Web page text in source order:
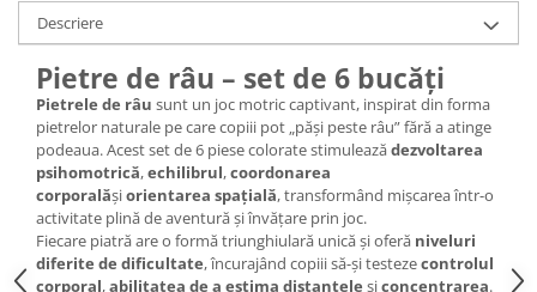
Motricitate grosiera
Recunoasterea formelor
Saltele
Trasee de motricitate
Wellness
Diverse jucarii educative
Apa si nisip
Dezvoltarea limbajului
Figurine
Descriere
Pietre de râu – set de 6 bucăți
Pietrele de râu sunt un joc motric captivant, inspirat din forma
pietrelor naturale pe care copiii pot „păși peste râu” fără a atinge
podeaua. Acest set de 6 piese colorate stimuleazădezvoltarea
psihomotrică,echilibrul,coordonarea
corporalășiorientarea spațială, transformând mișcarea într-o
activitate plină de aventură și învățare prin joc.
Fiecare piatră are o formă triunghiulară unică și oferă niveluri
diferite de dificultate, încurajând copiii să-și testezecontrolul
corporal,abilitatea de a estima distanțele șiconcentrarea.